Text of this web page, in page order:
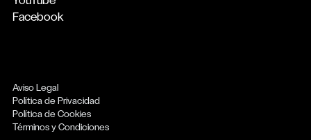
Facebook
Aviso Legal
Política de Privacidad
Política de Cookies
Términos y Condiciones